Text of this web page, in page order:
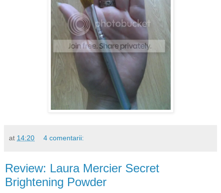
at 14:20 4 comentarii:
Review: Laura Mercier Secret
Brightening Powder